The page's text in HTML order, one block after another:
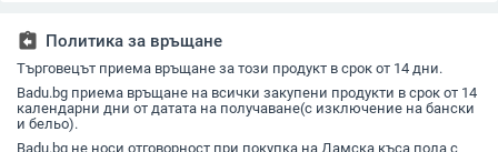
assignment_return Политика за връщане
Търговецът приема връщане за този продукт в срок от 14 дни.
Badu.bg приема връщане на всички закупени продукти в срок от 14
календарни дни от датата на получаване(с изключение на бански
и бельо).
Badu.bg не носи отговорност при покупка на Дамска къса пола с